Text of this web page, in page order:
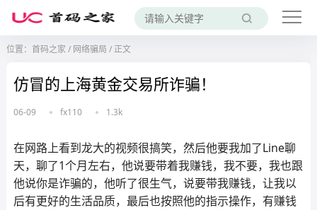
位置： 首码之家 / 网络骗局 /正文
仿冒的上海黄金交易所诈骗！
06-09 fx110 1.3k
在网路上看到龙大的视频很搞笑，然后他要我加了Line聊
天，聊了1个月左右，他说要带着我赚钱，我不要，我也跟
他说你是诈骗的，他听了很生气，说要带我赚钱，让我以
后有更好的生活品质，最后也按照他的指示操作，有赚钱